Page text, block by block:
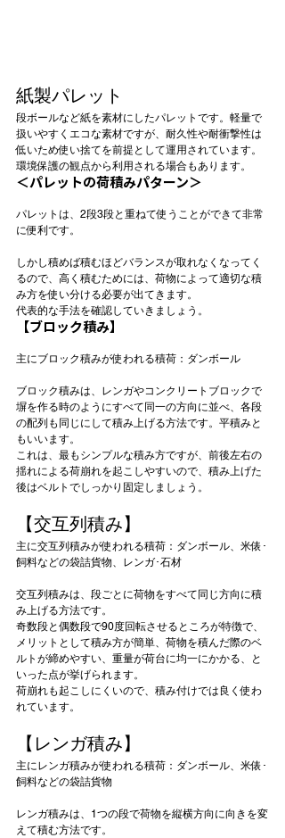
紙製パレット
段ボールなど紙を素材にしたパレットです。軽量で
扱いやすくエコな素材ですが、耐久性や耐衝撃性は
低いため使い捨てを前提として運用されています。
環境保護の観点から利用される場合もあります。
＜パレットの荷積みパターン＞
パレットは、2段3段と重ねて使うことができて非常
に便利です。
しかし積めば積むほどバランスが取れなくなってく
るので、高く積むためには、荷物によって適切な積
み方を使い分ける必要が出てきます。
代表的な手法を確認していきましょう。
【ブロック積み】
主にブロック積みが使われる積荷：ダンボール
ブロック積みは、レンガやコンクリートブロックで
塀を作る時のようにすべて同一の方向に並べ、各段
の配列も同じにして積み上げる方法です。平積みと
もいいます。
これは、最もシンプルな積み方ですが、前後左右の
揺れによる荷崩れを起こしやすいので、積み上げた
後はベルトでしっかり固定しましょう。
【交互列積み】
主に交互列積みが使われる積荷：ダンボール、米俵･
飼料などの袋詰貨物、レンガ･石材
交互列積みは、段ごとに荷物をすべて同じ方向に積
み上げる方法です。
奇数段と偶数段で90度回転させるところが特徴で、
メリットとして積み方が簡単、荷物を積んだ際のベ
ルトが締めやすい、重量が荷台に均一にかかる、と
いった点が挙げられます。
荷崩れも起こしにくいので、積み付けでは良く使わ
れています。
【レンガ積み】
主にレンガ積みが使われる積荷：ダンボール、米俵･
飼料などの袋詰貨物
レンガ積みは、1つの段で荷物を縦横方向に向きを変
えて積む方法です。